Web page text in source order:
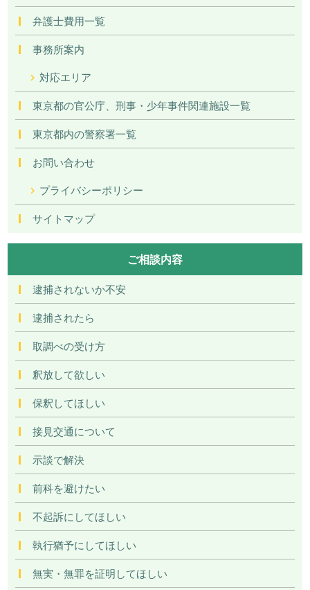
弁護士費用一覧
事務所案内
対応エリア
東京都の官公庁、刑事・少年事件関連施設一覧
東京都内の警察署一覧
お問い合わせ
プライバシーポリシー
サイトマップ
ご相談内容
逮捕されないか不安
逮捕されたら
取調べの受け方
釈放して欲しい
保釈してほしい
接見交通について
示談で解決
前科を避けたい
不起訴にしてほしい
執行猶予にしてほしい
無実・無罪を証明してほしい